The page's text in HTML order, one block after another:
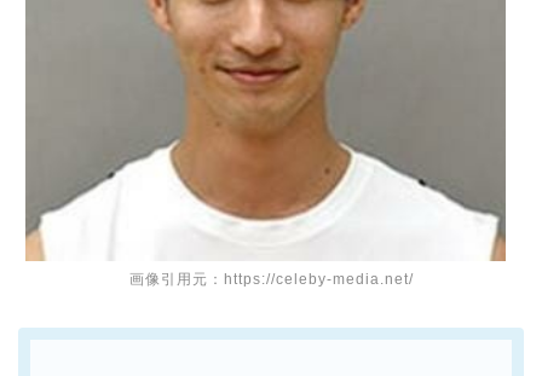
画像引用元：https://celeby-media.net/